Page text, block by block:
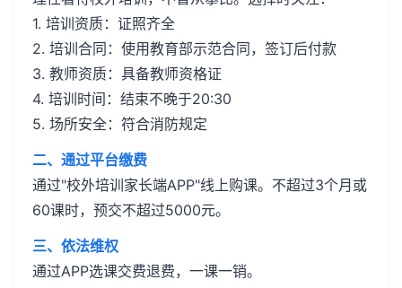
1. 培训资质：证照齐全
2. 培训合同：使用教育部示范合同，签订后付款
3. 教师资质：具备教师资格证
4. 培训时间：结束不晚于20:30
5. 场所安全：符合消防规定
二、通过平台缴费
通过"校外培训家长端APP"线上购课。不超过3个月或
60课时，预交不超过5000元。
三、依法维权
通过APP选课交费退费，一课一销。